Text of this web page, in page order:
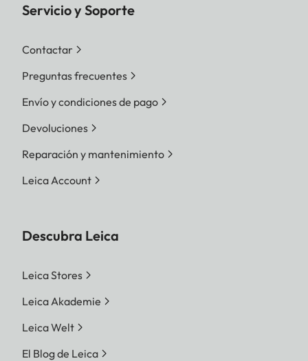
Servicio y Soporte
Contactar
Preguntas frecuentes
Envío y condiciones de pago
Devoluciones
Reparación y mantenimiento
Leica Account
Descubra Leica
Leica Stores
Leica Akademie
Leica Welt
El Blog de Leica